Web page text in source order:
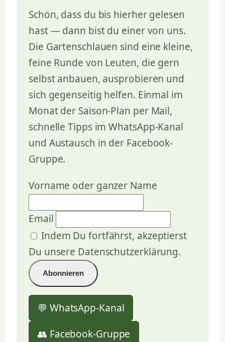
Schön, dass du bis hierher gelesen
hast — dann bist du einer von uns.
Die Gartenschlauen sind eine kleine,
feine Runde von Leuten, die gern
selbst anbauen, ausprobieren und
sich gegenseitig helfen. Einmal im
Monat der Saison-Plan per Mail,
schnelle Tipps im WhatsApp-Kanal
und Austausch in der Facebook-
Gruppe.
Vorname oder ganzer Name
Email
Indem Du fortfährst, akzeptierst
Du unsere Datenschutzerklärung.
💬 WhatsApp-Kanal
👥 Facebook-Gruppe